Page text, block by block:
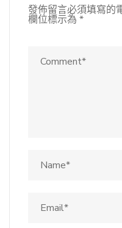
發佈留言必須填寫的
欄位標示為 *